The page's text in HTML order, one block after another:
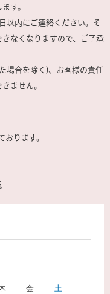
す。
以内にご連絡ください。そ
なくなりますので、ご了承
場合を除く)、お客様の責任
ません。
ります。
金 土